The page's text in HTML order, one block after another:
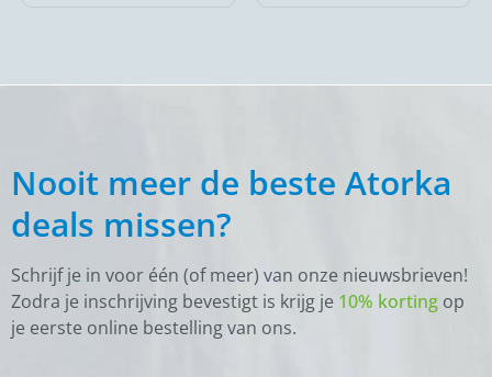
Nooit meer de beste Atorka
deals missen?
Schrijf je in voor één (of meer) van onze nieuwsbrieven!
Zodra je inschrijving bevestigt is krijg je 10% korting op
je eerste online bestelling van ons.